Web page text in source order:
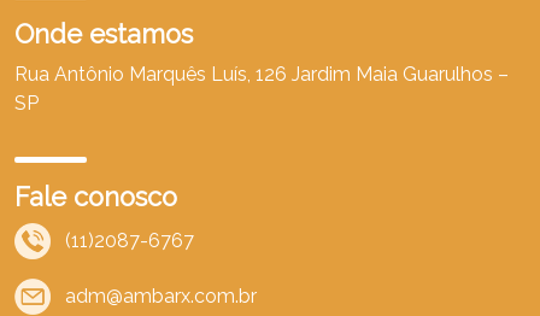
Onde estamos
Rua Antônio Marquês Luís, 126 Jardim Maia Guarulhos –
SP
Fale conosco
(11)2087-6767
adm@ambarx.com.br